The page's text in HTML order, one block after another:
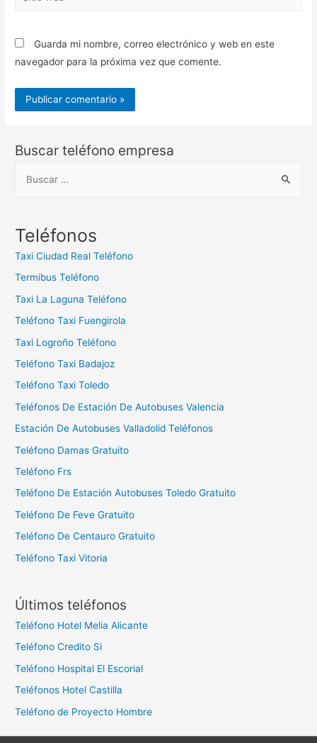
Guarda mi nombre, correo electrónico y web en este
navegador para la próxima vez que comente.
Buscar teléfono empresa
c
Teléfonos
Taxi Ciudad Real Teléfono
Termibus Teléfono
Taxi La Laguna Teléfono
Teléfono Taxi Fuengirola
Taxi Logroño Teléfono
Teléfono Taxi Badajoz
Teléfono Taxi Toledo
Teléfonos De Estación De Autobuses Valencia
Estación De Autobuses Valladolid Teléfonos
Teléfono Damas Gratuito
Teléfono Frs
Teléfono De Estación Autobuses Toledo Gratuito
Teléfono De Feve Gratuito
Teléfono De Centauro Gratuito
Teléfono Taxi Vitoria
Últimos teléfonos
Teléfono Hotel Melia Alicante
Teléfono Credito Si
Teléfono Hospital El Escorial
Teléfonos Hotel Castilla
Teléfono de Proyecto Hombre